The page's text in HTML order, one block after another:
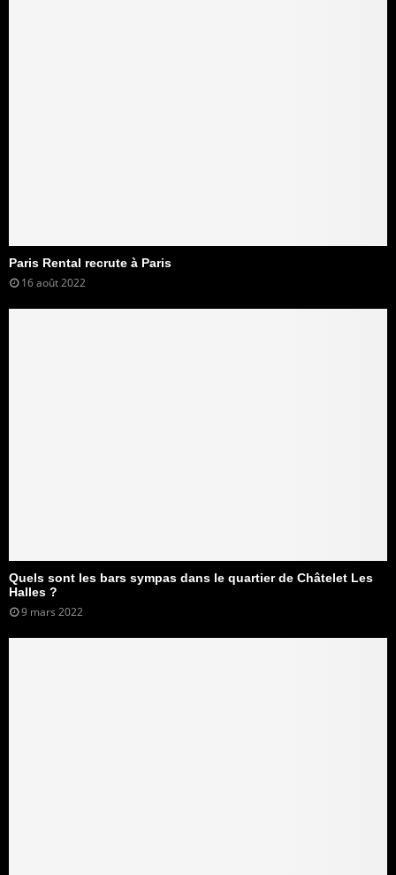
Paris Rental recrute à Paris
16 août 2022
Quels sont les bars sympas dans le quartier de Châtelet Les
Halles ?
9 mars 2022